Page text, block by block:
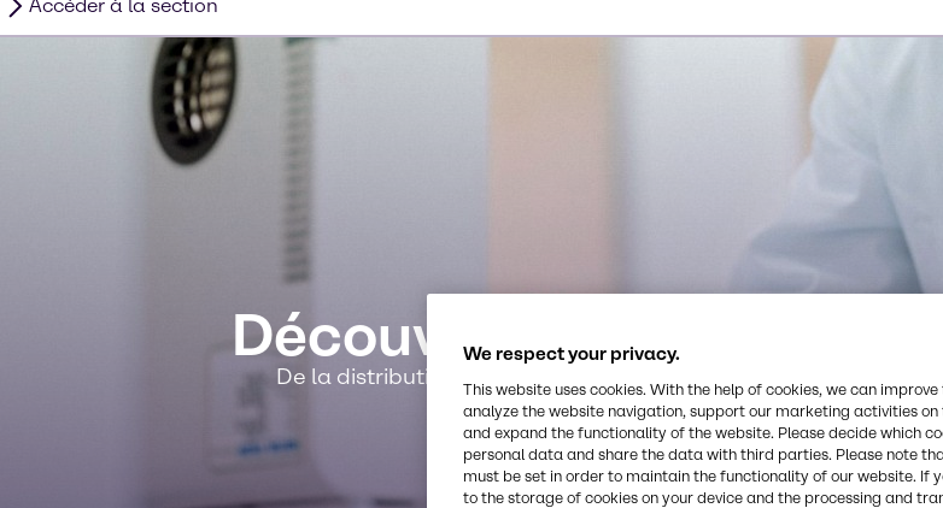
Accéder à la section
Découvrez notre
De la distribution d'ingrédients spécialisés à la fabrication
We respect your privacy.
This website uses cookies. With the help of cookies, we can
analyze the website navigation, support our marketing activities
and expand the functionality of the website. Please decide which
personal data and share the data with third parties. Please note
must be set in order to maintain the functionality of our website. If
to the storage of cookies on your device and the processing and